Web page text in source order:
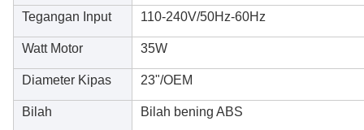
Tegangan Input 110-240V/50Hz-60Hz
Watt Motor 35W
Diameter Kipas 23"/OEM
Bilah Bilah bening ABS